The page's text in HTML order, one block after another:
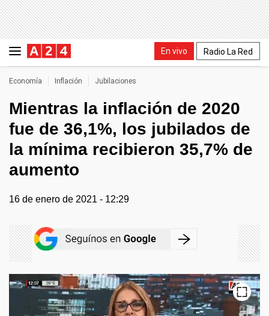
En vivo Radio La Red
Economía Inflación Jubilaciones
Mientras la inflación de 2020
fue de 36,1%, los jubilados de
la mínima recibieron 35,7% de
aumento
16 de enero de 2021 - 12:29